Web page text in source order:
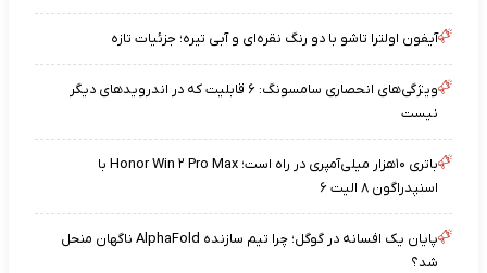
آیفون اولترا تاشو با دو رنگ نقره‌ای و آبی تیره؛ جزئیات تازه
ویژگی‌های انحصاری سامسونگ: ۶ قابلیت که در اندرویدهای دیگر
نیست
باتری ۱۰هزار میلی‌آمپری در راه است؛ Honor Win ۲ Pro Max با
اسنپدراگون ۸ الیت ۶
پایان یک افسانه در گوگل؛ چرا تیم سازنده AlphaFold ناگهان منحل
شد؟